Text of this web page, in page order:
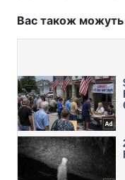
Вас також можуть